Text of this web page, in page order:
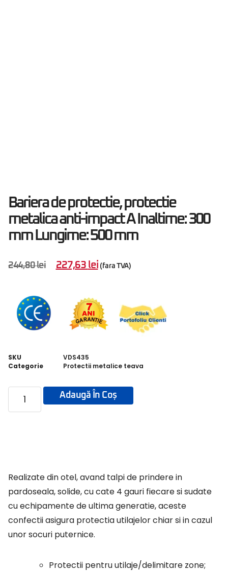
Bariera de protectie, protectie
metalica anti-impact A Inaltime: 300
mm Lungime: 500 mm
244,80lei 227,63 lei (fara TVA)
SKU
VDS435
Categorie
Protectii metalice teava
Adaugă În Coș
Realizate din otel, avand talpi de prindere in
pardoseala, solide, cu cate 4 gauri fiecare si sudate
cu echipamente de ultima generatie, aceste
confectii asigura protectia utilajelor chiar si in cazul
unor socuri puternice.
Protectii pentru utilaje/delimitare zone;